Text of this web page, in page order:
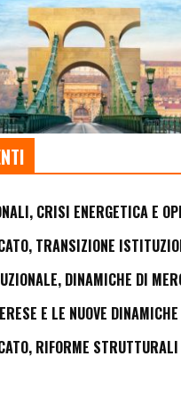
CRISI ENERGETICA E
TRANSIZIONE
DINAMICHE DI
E LE NUOVE
RIFORME